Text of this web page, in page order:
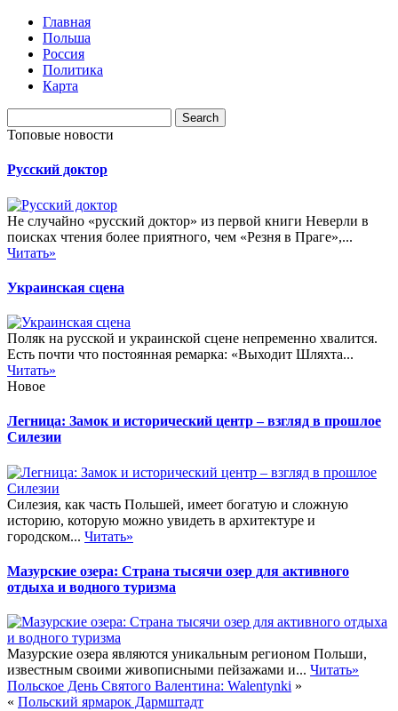
Главная
Польша
Россия
Политика
Карта
Топовые новости
Русский доктор
Не случайно «русский доктор» из первой книги Неверли в
поисках чтения более приятного, чем «Резня в Праге»,...
Читать»
Украинская сцена
Поляк на русской и украинской сцене непременно хвалится.
Есть почти что постоянная ремарка: «Выходит Шляхта...
Читать»
Новое
Легница: Замок и исторический центр – взгляд в прошлое
Силезии
Силезия, как часть Польшей, имеет богатую и сложную
историю, которую можно увидеть в архитектуре и
городском... Читать»
Мазурские озера: Страна тысячи озер для активного
отдыха и водного туризма
Мазурские озера являются уникальным регионом Польши,
известным своими живописными пейзажами и... Читать»
Польское День Святого Валентина: Walentynki »
« Польский ярмарок Дармштадт